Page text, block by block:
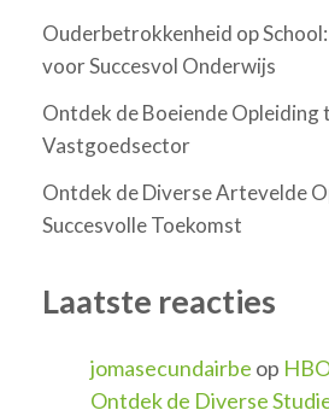
Ouderbetrokkenheid op
voor Succesvol Onderwijs
Ontdek de Boeiende Opleiding
Vastgoedsector
Ontdek de Diverse Artevelde
Succesvolle Toekomst
Laatste reacties
jomasecundairbe op
Ontdek de Diverse